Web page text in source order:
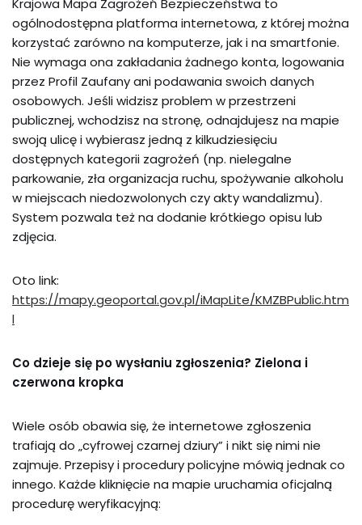
Krajowa Mapa Zagrożeń Bezpieczeństwa to
ogólnodostępna platforma internetowa, z której można
korzystać zarówno na komputerze, jak i na smartfonie.
Nie wymaga ona zakładania żadnego konta, logowania
przez Profil Zaufany ani podawania swoich danych
osobowych. Jeśli widzisz problem w przestrzeni
publicznej, wchodzisz na stronę, odnajdujesz na mapie
swoją ulicę i wybierasz jedną z kilkudziesięciu
dostępnych kategorii zagrożeń (np. nielegalne
parkowanie, zła organizacja ruchu, spożywanie alkoholu
w miejscach niedozwolonych czy akty wandalizmu).
System pozwala też na dodanie krótkiego opisu lub
zdjęcia.
Oto link:
https://mapy.geoportal.gov.pl/iMapLite/KMZBPublic.htm
l
Co dzieje się po wysłaniu zgłoszenia? Zielona i
czerwona kropka
Wiele osób obawia się, że internetowe zgłoszenia
trafiają do „cyfrowej czarnej dziury” i nikt się nimi nie
zajmuje. Przepisy i procedury policyjne mówią jednak co
innego. Każde kliknięcie na mapie uruchamia oficjalną
procedurę weryfikacyjną: